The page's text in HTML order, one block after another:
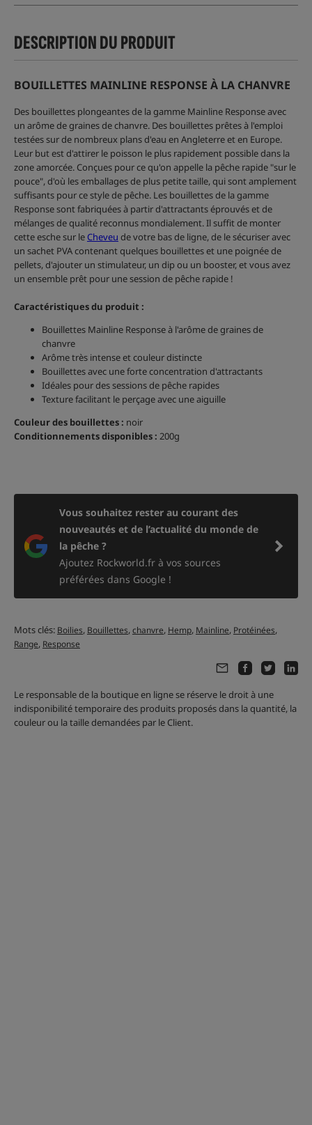
DESCRIPTION DU PRODUIT
BOUILLETTES MAINLINE RESPONSE À LA CHANVRE
Des bouillettes plongeantes de la gamme Mainline Response avec
un arôme de graines de chanvre. Des bouillettes prêtes à l'emploi
testées sur de nombreux plans d'eau en Angleterre et en Europe.
Leur but est d'attirer le poisson le plus rapidement possible dans la
zone amorcée. Conçues pour ce qu'on appelle la pêche rapide "sur le
pouce", d'où les emballages de plus petite taille, qui sont amplement
suffisants pour ce style de pêche. Les bouillettes de la gamme
Response sont fabriquées à partir d'attractants éprouvés et de
mélanges de qualité reconnus mondialement. Il suffit de monter
cette esche sur le Cheveu de votre bas de ligne, de le sécuriser avec
un sachet PVA contenant quelques bouillettes et une poignée de
pellets, d'ajouter un stimulateur, un dip ou un booster, et vous avez
un ensemble prêt pour une session de pêche rapide !
Caractéristiques du produit :
Bouillettes Mainline Response à l'arôme de graines de
chanvre
Arôme très intense et couleur distincte
Bouillettes avec une forte concentration d'attractants
Idéales pour des sessions de pêche rapides
Texture facilitant le perçage avec une aiguille
Couleur des bouillettes : noir
Conditionnements disponibles : 200g
Vous souhaitez rester au courant des
nouveautés et de l’actualité du monde de
la pêche ?
Ajoutez Rockworld.fr à vos sources
préférées dans Google !
Mots clés: Boilies, Bouillettes,chanvre, Hemp, Mainline, Protéinées,
Range, Response
Le responsable de la boutique en ligne se réserve le droit à une
indisponibilité temporaire des produits proposés dans la quantité, la
couleur ou la taille demandées par le Client.